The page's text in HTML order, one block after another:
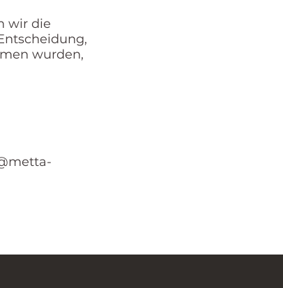
wir die
wurden,